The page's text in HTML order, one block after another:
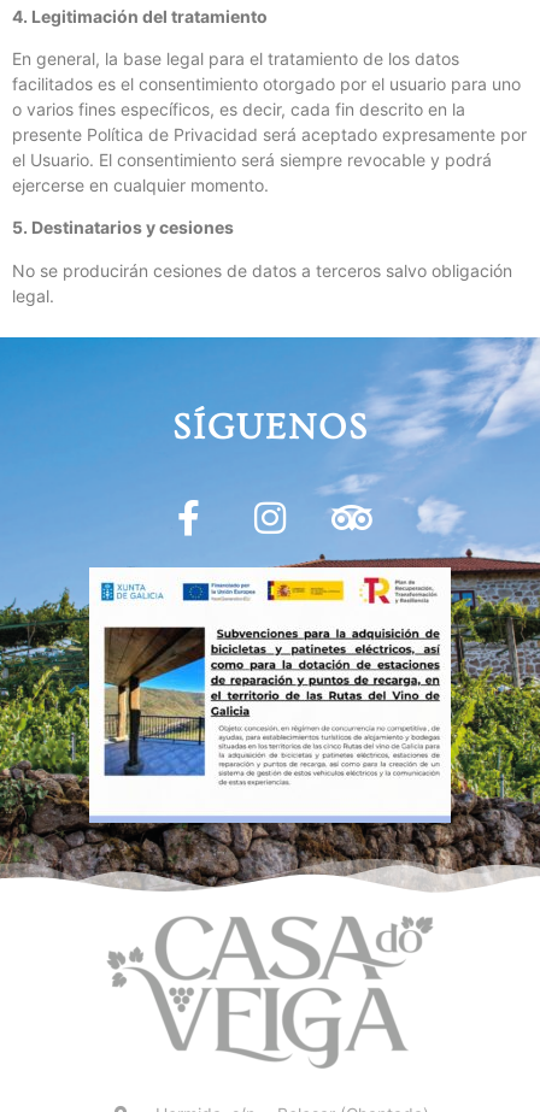
4. Legitimación del tratamiento
En general, la base legal para el tratamiento de los datos
facilitados es el consentimiento otorgado por el usuario para uno
o varios fines específicos, es decir, cada fin descrito en la
presente Política de Privacidad será aceptado expresamente por
el Usuario. El consentimiento será siempre revocable y podrá
ejercerse en cualquier momento.
5. Destinatarios y cesiones
No se producirán cesiones de datos a terceros salvo obligación
legal.
SÍGUENOS